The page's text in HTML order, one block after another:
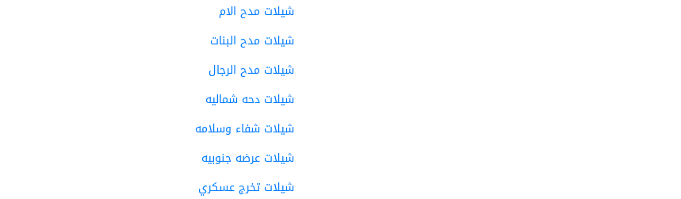
شيلات مدح الام
شيلات مدح البنات
شيلات مدح الرجال
شيلات دحه شماليه
شيلات شفاء وسلامه
شيلات عرضه جنوبيه
شيلات تخرج عسكري